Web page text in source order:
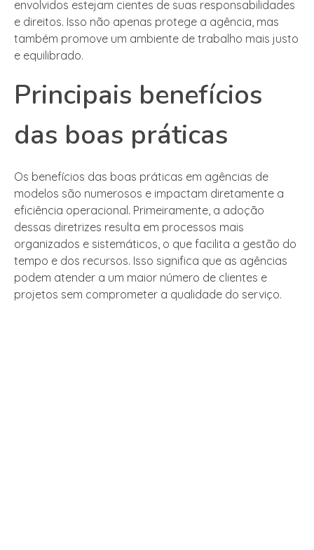
envolvidos estejam cientes de suas responsabilidades
e direitos. Isso não apenas protege a agência, mas
também promove um ambiente de trabalho mais justo
e equilibrado.
Principais benefícios
das boas práticas
Os benefícios das boas práticas em agências de
modelos são numerosos e impactam diretamente a
eficiência operacional. Primeiramente, a adoção
dessas diretrizes resulta em processos mais
organizados e sistemáticos, o que facilita a gestão do
tempo e dos recursos. Isso significa que as agências
podem atender a um maior número de clientes e
projetos sem comprometer a qualidade do serviço.